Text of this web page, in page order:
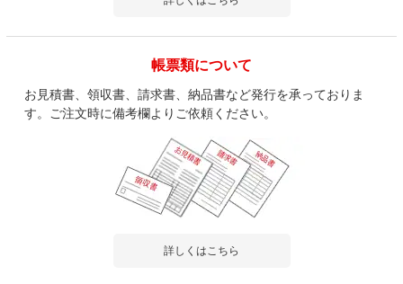
帳票類について
お見積書、領収書、請求書、納品書など発行を承っておりま
す。ご注文時に備考欄よりご依頼ください。
詳しくはこちら